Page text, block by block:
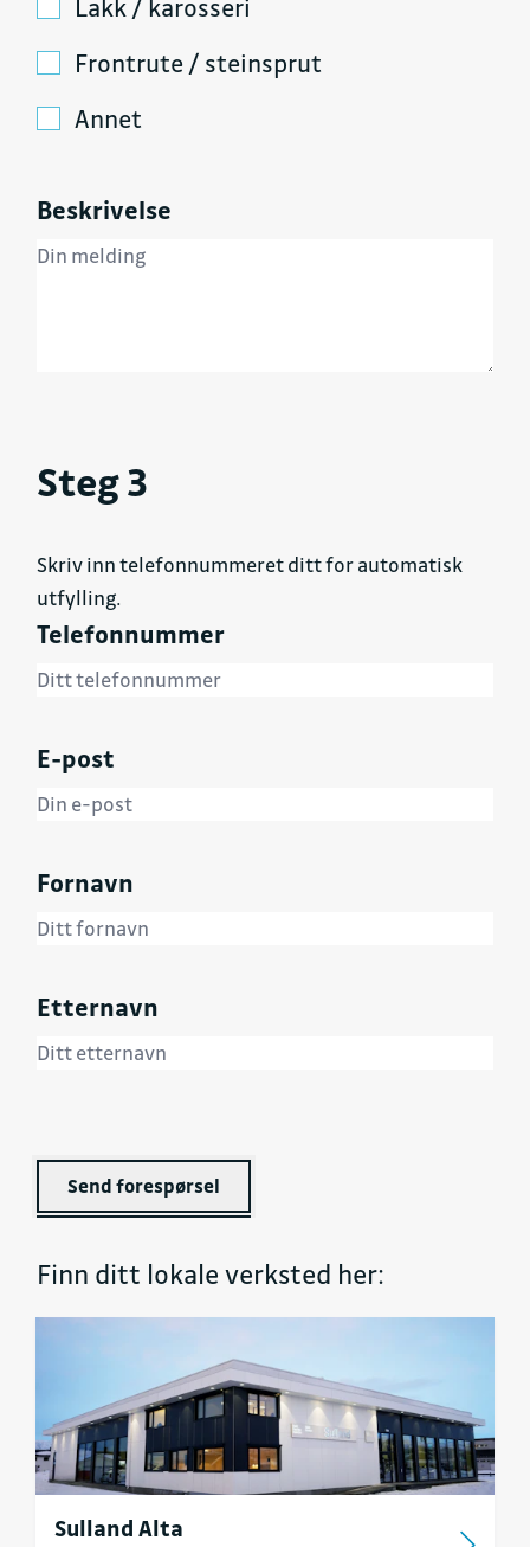
Lakk / karosseri
Frontrute / steinsprut
Annet
Beskrivelse
Steg 3
Skriv inn telefonnummeret ditt for automatisk
utfylling.
Telefonnummer
E-post
Fornavn
Etternavn
Send forespørsel
Finn ditt lokale verksted her:
Sulland Alta